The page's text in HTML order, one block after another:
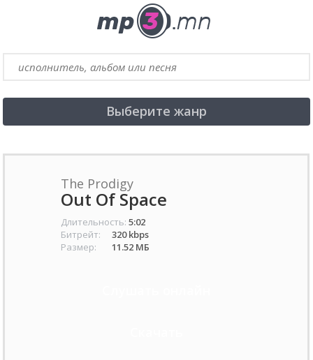
Выберите жанр
The Prodigy
Out Of Space
Длительность: 5:02
Битрейт:
320 kbps
Размер:
11.52 МБ